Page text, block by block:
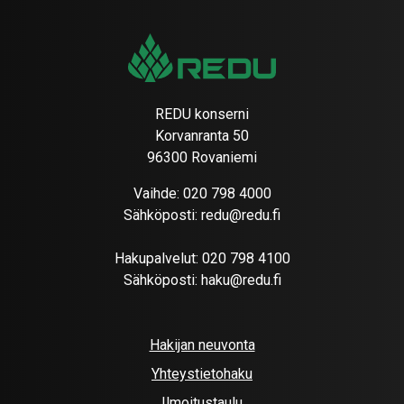
REDU konserni
Korvanranta 50
96300 Rovaniemi
Vaihde: 020 798 4000
Sähköposti: redu@redu.fi
Hakupalvelut: 020 798 4100
Sähköposti: haku@redu.fi
Hakijan neuvonta
Yhteystietohaku